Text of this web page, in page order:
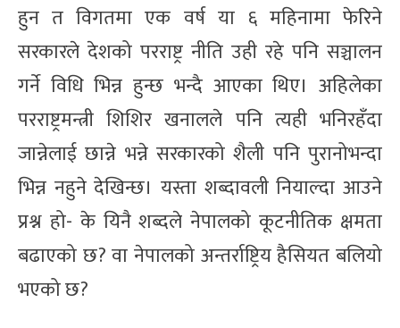
हुन त विगतमा एक वर्ष या ६ महिनामा फेरिने
सरकारले देशको परराष्ट्र नीति उही रहे पनि सञ्चालन
गर्ने विधि भिन्न हुन्छ भन्दै आएका थिए। अहिलेका
परराष्ट्रमन्त्री शिशिर खनालले पनि त्यही भनिरहँदा
जान्नेलाई छान्ने भन्ने सरकारको शैली पनि पुरानोभन्दा
भिन्न नहुने देखिन्छ। यस्ता शब्दावली नियाल्दा आउने
प्रश्न हो- के यिनै शब्दले नेपालको कूटनीतिक क्षमता
बढाएको छ? वा नेपालको अन्तर्राष्ट्रिय हैसियत बलियो
भएको छ?